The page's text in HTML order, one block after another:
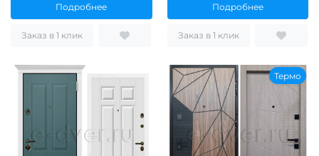
Подробнее
Заказ в 1 клик
Подробнее
Заказ в 1 клик
Термо